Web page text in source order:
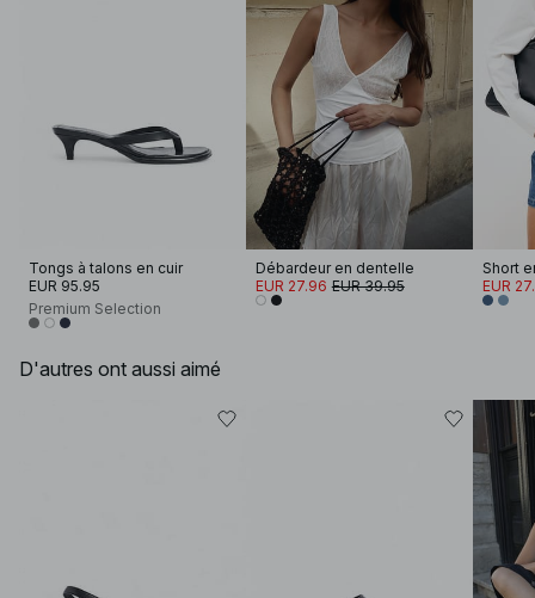
Tongs à talons en cuir
EUR 95.95
Premium Selection
Débardeur en dentelle
EUR 27.96 EUR 39.95 EUR
D'autres ont aussi aimé